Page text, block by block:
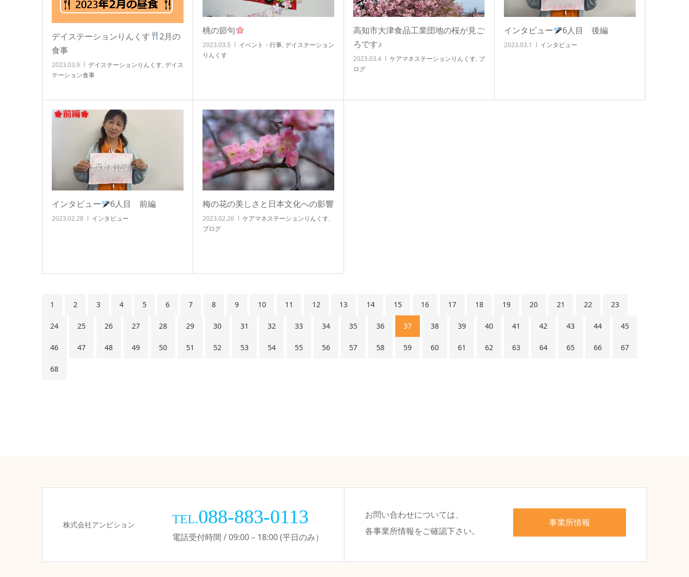
デイステーションりんくす
2月の
食事
2023.03.9 デイステーションりんくす, デイス
テーション食事
桃の節句
2023.03.5 イベント・行事, デイステーション
りんくす
高知市大津食品工業団地の桜が見ご
ろです♪
2023.03.4 ケアマネステーションりんくす, ブ
ログ
インタビュー 6人目 後編
2023.03.1 インタビュー
インタビュー 6人目 前編
2023.02.28 インタビュー
梅の花の美しさと日本文化への影響
2023.02.26 ケアマネステーションりんくす,
ブログ
1 2 3 4 5 6 7 8 9 10 11 12 13 14 15 16 17 18 19 20 21 22 23
24 25 26 27 28 29 30 31 32 33 34 35 36 37 38 39 40 41 42 43 44 45
46 47 48 49 50 51 52 53 54 55 56 57 58 59 60 61 62 63 64 65 66 67
68
株式会社アンビション TEL.088-883-0113
電話受付時間 / 09:00 – 18:00 (平日のみ）
お問い合わせについては、
各事業所情報をご確認下さい。
事業所情報